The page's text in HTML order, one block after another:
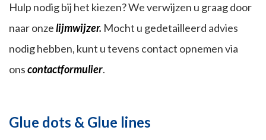
Hulp nodig bij het kiezen? We verwijzen u graag door
naar onzelijmwijzer. Mocht u gedetailleerd advies
nodig hebben, kunt u tevens contact opnemen via
onscontactformulier.
Glue dots & Glue lines